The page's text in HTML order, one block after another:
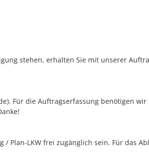
stehen, erhalten Sie mit unserer
Für die Auftragserfassung benötigen wir
Plan-LKW frei zugänglich sein. Für das